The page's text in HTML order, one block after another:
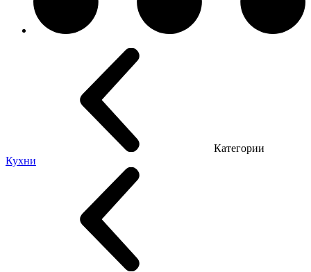
Категории
Кухни